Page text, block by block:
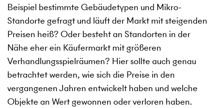
Beispiel bestimmte Gebäudetypen und Mikro-
Standorte gefragt und läuft der Markt mit steigenden
Preisen heiß? Oder besteht an Standorten in der
Nähe eher ein Käufermarkt mit größeren
Verhandlungsspielräumen? Hier sollte auch genau
betrachtet werden, wie sich die Preise in den
vergangenen Jahren entwickelt haben und welche
Objekte an Wert gewonnen oder verloren haben.